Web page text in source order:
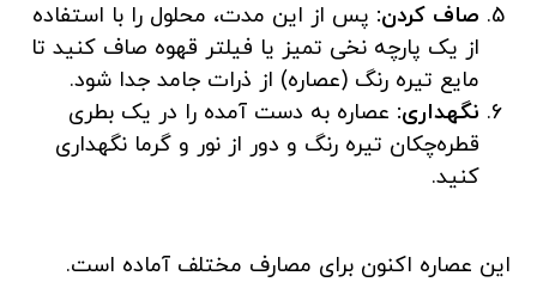
صاف کردن: پس از این مدت، محلول را با استفاده
از یک پارچه نخی تمیز یا فیلتر قهوه صاف کنید تا
مایع تیره رنگ (عصاره) از ذرات جامد جدا شود.
نگهداری: عصاره به دست آمده را در یک بطری
قطره‌چکان تیره رنگ و دور از نور و گرما نگهداری
کنید.
این عصاره اکنون برای مصارف مختلف آماده است.